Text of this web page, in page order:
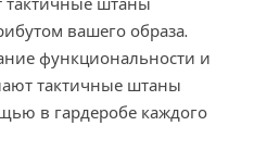
тактичные штаны
вашего образа.
функциональности и
тактичные штаны
в гардеробе каждого